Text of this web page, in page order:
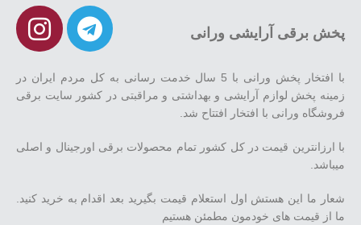
پخش برقی آرایشی ورانی
با افتخار پخش ورانی با 5 سال خدمت رسانی به کل مردم ایران در
زمینه پخش لوازم آرایشی و بهداشتی و مراقبتی در کشور سایت برقی
فروشگاه ورانی با افتخار افتتاح شد.
با ارزانترین قیمت در کل کشور تمام محصولات برقی اورجینال و اصلی
میباشد.
شعار ما این هستش اول استعلام قیمت بگیرید بعد اقدام به خرید کنید.
ما از قیمت های خودمون مطمئن هستیم